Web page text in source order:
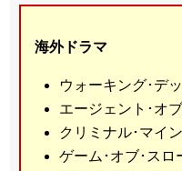
海外ドラマ
ウォーキング･デ
エージェント･オ
クリミナル･マイ
ゲーム･オブ･スロ